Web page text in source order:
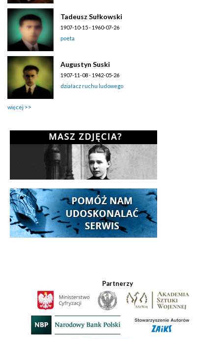
Tadeusz Sułkowski
1907-10-15 - 1960-07-26
poeta
Augustyn Suski
1907-11-08 - 1942-05-26
działacz ruchu ludowego
więcej
Partnerzy